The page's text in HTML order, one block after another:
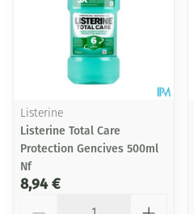
Listerine
Listerine Total Care
Protection Gencives 500ml
Nf
8,94 €